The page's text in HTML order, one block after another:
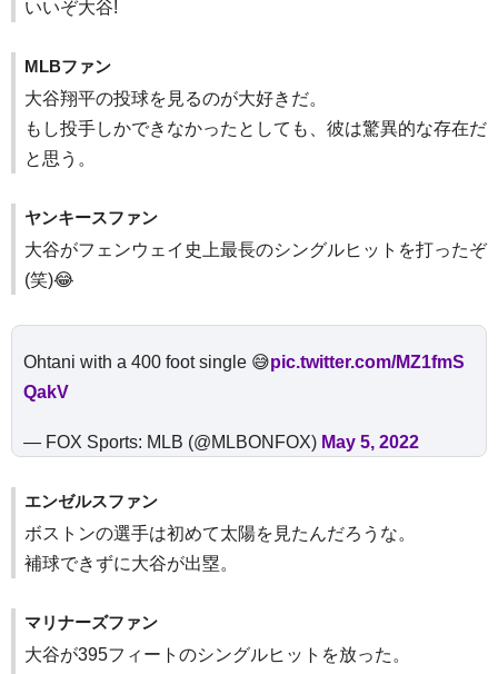
いいぞ大谷!
MLBファン
大谷翔平の投球を見るのが大好きだ。
もし投手しかできなかったとしても、彼は驚異的な存在だ
と思う。
ヤンキースファン
大谷がフェンウェイ史上最長のシングルヒットを打ったぞ
(笑)😂
Ohtani with a 400 foot single 😅pic.twitter.com/MZ1fmS
QakV
— FOX Sports: MLB (@MLBONFOX) May 5, 2022
エンゼルスファン
ボストンの選手は初めて太陽を見たんだろうな。
補球できずに大谷が出塁。
マリナーズファン
大谷が395フィートのシングルヒットを放った。